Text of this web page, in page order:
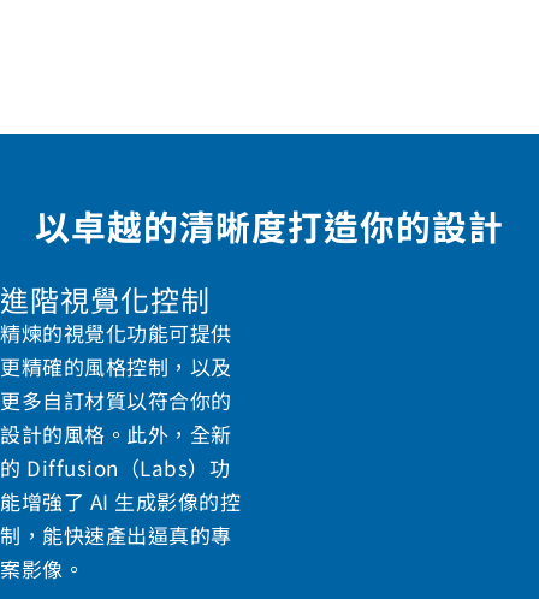
以卓越的清晰度打造你的設計
進階視覺化控制
精煉的視覺化功能可提供
更精確的風格控制，以及
更多自訂材質以符合你的
設計的風格。此外，全新
的 Diffusion（Labs）功
能增強了 AI 生成影像的控
制，能快速產出逼真的專
案影像。